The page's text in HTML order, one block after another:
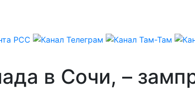
в Сочи, –